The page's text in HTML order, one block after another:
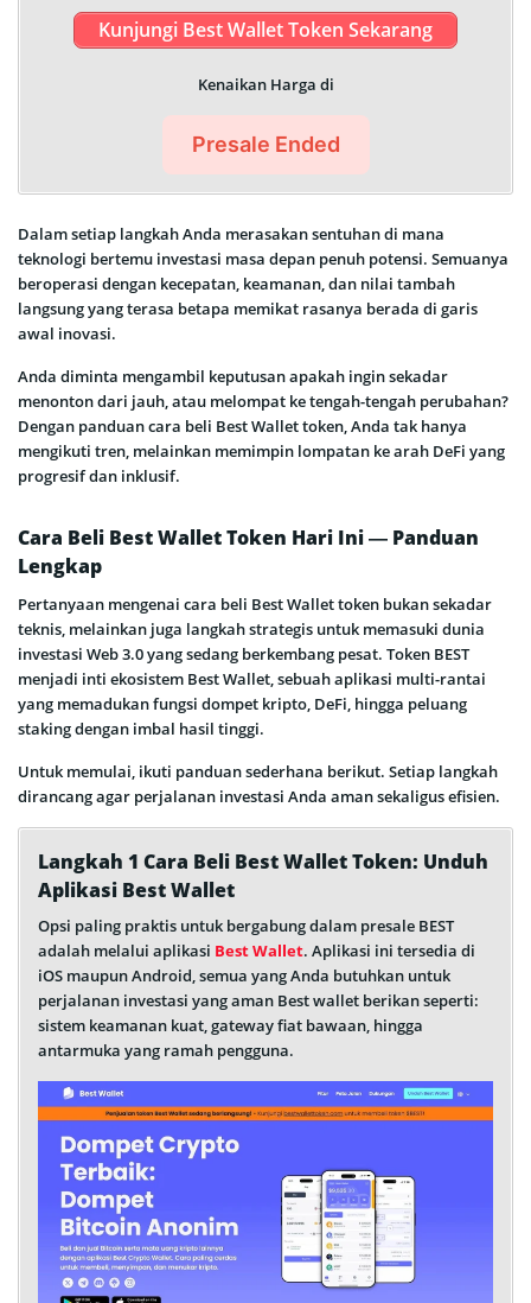
Kunjungi Best Wallet Token Sekarang
Kenaikan Harga di
Presale Ended
Dalam setiap langkah Anda merasakan sentuhan di mana
teknologi bertemu investasi masa depan penuh potensi. Semuanya
beroperasi dengan kecepatan, keamanan, dan nilai tambah
langsung yang terasa betapa memikat rasanya berada di garis
awal inovasi.
Anda diminta mengambil keputusan apakah ingin sekadar
menonton dari jauh, atau melompat ke tengah-tengah perubahan?
Dengan panduan cara beli Best Wallet token, Anda tak hanya
mengikuti tren, melainkan memimpin lompatan ke arah DeFi yang
progresif dan inklusif.
Cara Beli Best Wallet Token Hari Ini — Panduan
Lengkap
Pertanyaan mengenai cara beli Best Wallet token bukan sekadar
teknis, melainkan juga langkah strategis untuk memasuki dunia
investasi Web 3.0 yang sedang berkembang pesat. Token BEST
menjadi inti ekosistem Best Wallet, sebuah aplikasi multi-rantai
yang memadukan fungsi dompet kripto, DeFi, hingga peluang
staking dengan imbal hasil tinggi.
Untuk memulai, ikuti panduan sederhana berikut. Setiap langkah
dirancang agar perjalanan investasi Anda aman sekaligus efisien.
Langkah 1 Cara Beli Best Wallet Token: Unduh
Aplikasi Best Wallet
Opsi paling praktis untuk bergabung dalam presale BEST
adalah melalui aplikasi Best Wallet. Aplikasi ini tersedia di
iOS maupun Android, semua yang Anda butuhkan untuk
perjalanan investasi yang aman Best wallet berikan seperti:
sistem keamanan kuat, gateway fiat bawaan, hingga
antarmuka yang ramah pengguna.